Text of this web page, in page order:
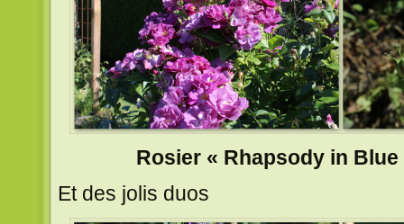
Rosier « Rhapsody in Blue
Et des jolis duos